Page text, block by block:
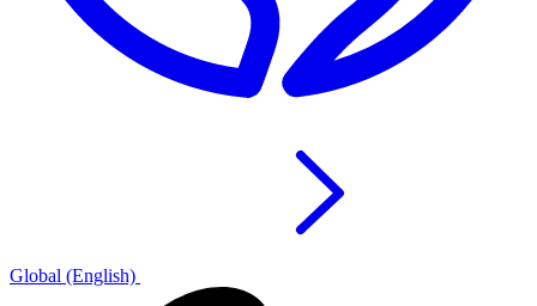
Global (English)